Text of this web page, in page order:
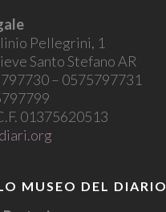
Pellegrini, 1
Santo Stefano AR
– 0575797731
01375620513
MUSEO DEL DIARIO